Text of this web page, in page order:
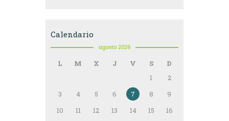
Calendario
agosto 2026
L M X J V S
D
1
2
3
4 5 6 7 8
9
10
11 12 13 14 15
16